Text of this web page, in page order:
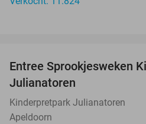
Entree Sprookjesweken
Julianatoren
Kinderpretpark Julianatoren
Apeldoorn